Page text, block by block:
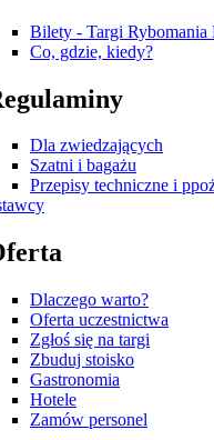
Bilety - Targi
Co, gdzie, kiedy?
Dla zwiedzających
Szatni i bagażu
Przepisy techniczne i
Dlaczego warto?
Oferta uczestnictwa
Zgłoś się na targi
Zbuduj stoisko
Gastronomia
Hotele
Zamów personel